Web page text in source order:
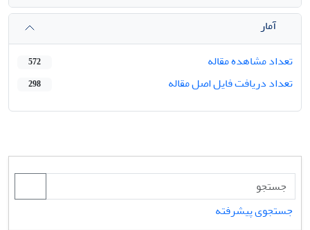
آمار
تعداد مشاهده مقاله
572
تعداد دریافت فایل اصل مقاله 298
جستجوی پیشرفته